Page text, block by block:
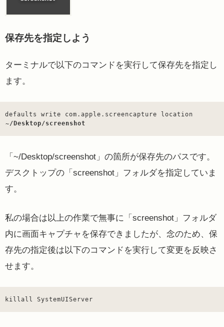
保存先を指定しよう
ターミナルで以下のコマンドを実行して保存先を指定し
ます。
~/Desktop/screenshot
「~/Desktop/screenshot」の箇所が保存先のパスです。
デスクトップの「screenshot」フォルダを指定していま
す。
私の場合は以上の作業で無事に「screenshot」フォルダ
内に画面キャプチャを保存できましたが、念のため、保
存先の指定後は以下のコマンドを実行して変更を反映さ
せます。
killall SystemUIServer